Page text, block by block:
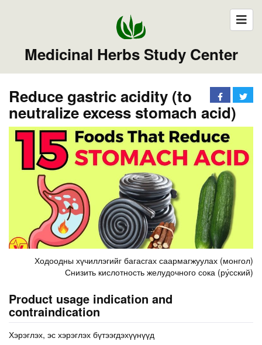
Medicinal Herbs Study Center
Reduce gastric acidity (to
neutralize excess stomach acid)
Ходоодны хүчиллэгийг багасгах саармагжуулах (монгол)
Снизить кислотность желудочного сока (ру́сский)
Product usage indication and
contraindication
Хэрэглэх, эс хэрэглэх бүтээгдэхүүнүүд